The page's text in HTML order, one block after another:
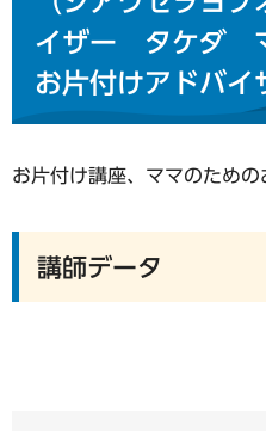
イザー タケダ
お片付けアドバ
お片付け講座、ママのための
講師データ